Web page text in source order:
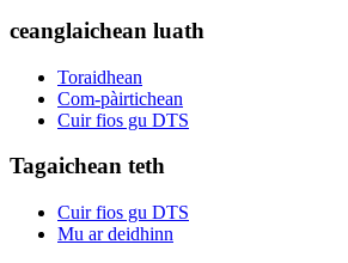
ceanglaichean luath
Toraidhean
Com-pàirtichean
Cuir fios gu DTS
Tagaichean teth
Cuir fios gu DTS
Mu ar deidhinn